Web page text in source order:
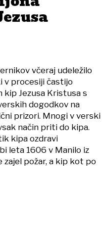
včeraj udeležilo
v procesiji častijo
kip Jezusa Kristusa s
dogodkov na
prizori. Mnogi v verski
način priti do kipa.
kipa ozdravi
leta 1606 v Manilo iz
zajel požar, a kip kot po